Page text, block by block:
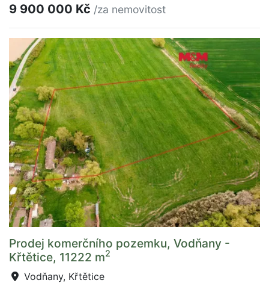
9 900 000 Kč /za nemovitost
Prodej komerčního pozemku, Vodňany -
Křtětice, 11222 m2
Vodňany, Křtětice